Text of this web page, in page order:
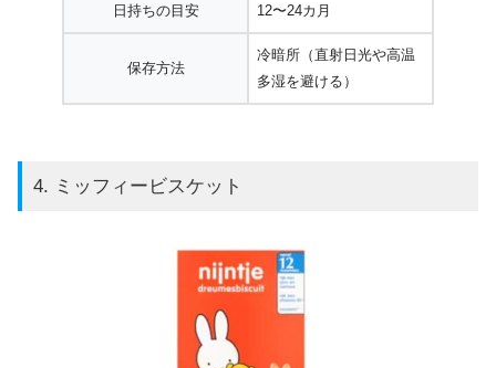
日持ちの目安 12〜24カ月
保存方法
冷暗所（直射日光や高温
多湿を避ける）
4. ミッフィービスケット